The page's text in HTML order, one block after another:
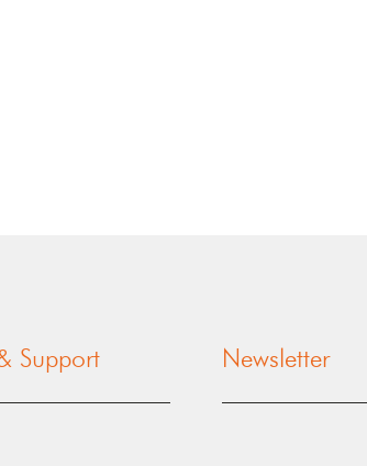
Support Newsletter